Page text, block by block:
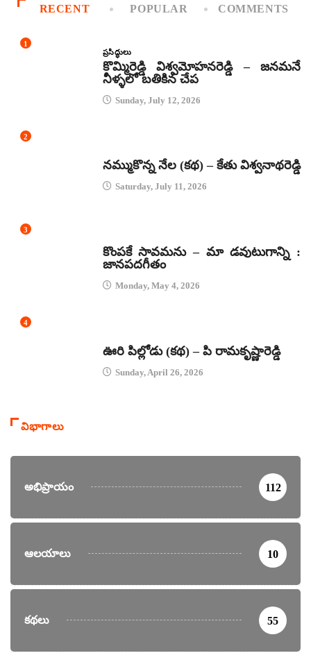
RECENT POPULAR COMMENTS
1
ప్రసిద్ధులు
కొమ్మిరెడ్డి విశ్వమోహనరెడ్డి – జనమనే
నీళ్ళలో బతికిన చేప
Sunday, July 12, 2026
2
నమ్ముకొన్న నేల (కథ) – కేతు విశ్వనాథరెడ్డి
Saturday, July 11, 2026
3
కొంపకే సావమను – మా డవుటుగాన్ని :
జానపదగీతం
Monday, May 4, 2026
4
ఊరి పిల్లోడు (కథ) – పి రామకృష్ణారెడ్డి
Sunday, April 26, 2026
విభాగాలు
అభిప్రాయం 112
ఆలయాలు 10
కథలు 55